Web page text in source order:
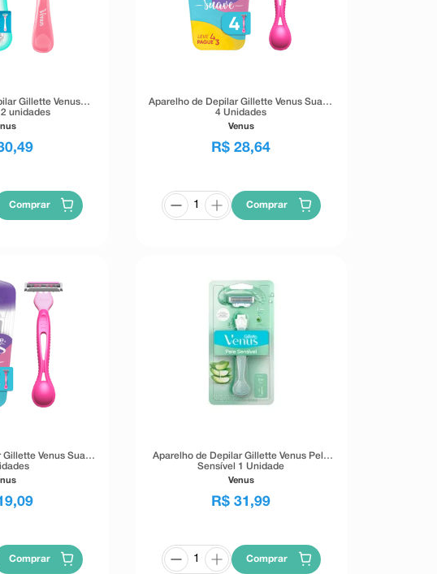
Gillette Venus
unidades
,49
Comprar
Aparelho de Depilar Gillette Venus Suave
4 Unidades
Venus
R$ 28,64
Comprar
Venus Suave
,09
Comprar
Aparelho de Depilar Gillette Venus Pele
Sensível 1 Unidade
Venus
R$ 31 ,99
Comprar